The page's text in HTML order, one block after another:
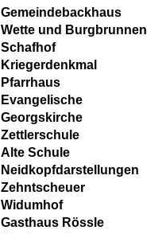
Gemeindebackhaus
Wette und Burgbrunnen
Schafhof
Kriegerdenkmal
Pfarrhaus
Evangelische
Georgskirche
Zettlerschule
Alte Schule
Neidkopfdarstellungen
Zehntscheuer
Widumhof
Gasthaus Rössle